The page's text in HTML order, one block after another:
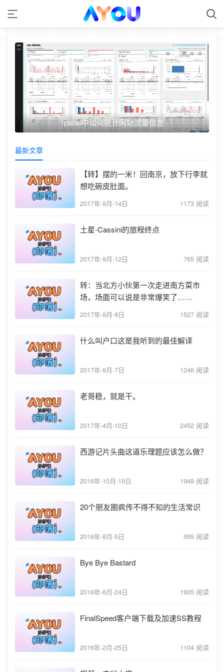
1panel中如何统计网站流量信息
最新文章
【转】摆的一米！回南京，放下行李就
想吃碗皮肚面。
2017年-9月-14日 1173 阅读
土星-Cassini的旅程终点
2017年-9月-12日 765 阅读
转：当北方小伙第一次走进南方菜市
场，场面可以说是非常爆笑了……
2017年-9月-9日 1527 阅读
什么叫户口这是我听到的最佳解译
2017年-9月-7日 1246 阅读
老哥稳，就是干。
2017年-4月-10日 2452 阅读
西游记片头曲这道乐理题应该怎么做？
2016年-10月-19日 1949 阅读
20个朋友圈疯传不得不知的生活常识
2016年-8月-5日 959 阅读
Bye Bye Bastard
2016年-6月-24日 1905 阅读
FinalSpeed客户端下载及加速SS教程
2016年-2月-25日 1104 阅读